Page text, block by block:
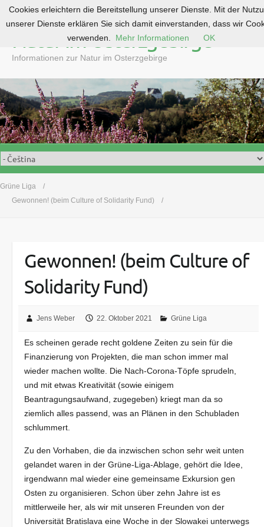
o
c
o
n
t
e
n
Natur im Osterzgebirge
Informationen zur Natur im Osterzgebirge
Grüne Liga
Gewonnen! (beim Culture of Solidarity Fund)
Gewonnen! (beim Culture of
Solidarity Fund)
Jens Weber 22. Oktober 2021 Grüne Liga
Es scheinen gerade recht goldene Zeiten zu sein für die
Finanzierung von Projekten, die man schon immer mal
wieder machen wollte. Die Nach-Corona-Töpfe sprudeln,
und mit etwas Kreativität (sowie einigem
Beantragungsaufwand, zugegeben) kriegt man da so
ziemlich alles passend, was an Plänen in den Schubladen
schlummert.
Zu den Vorhaben, die da inzwischen schon sehr weit unten
gelandet waren in der Grüne-Liga-Ablage, gehört die Idee,
irgendwann mal wieder eine gemeinsame Exkursion gen
Osten zu organisieren. Schon über zehn Jahre ist es
mittlerweile her, als wir mit unseren Freunden von der
Universität Bratislava eine Woche in der Slowakei unterwegs
Cookies erleichtern die Bereitstellung unserer Dienste. Mit der
unserer Dienste erklären Sie sich damit einverstanden, dass wir
verwenden.
Mehr Informationen OK